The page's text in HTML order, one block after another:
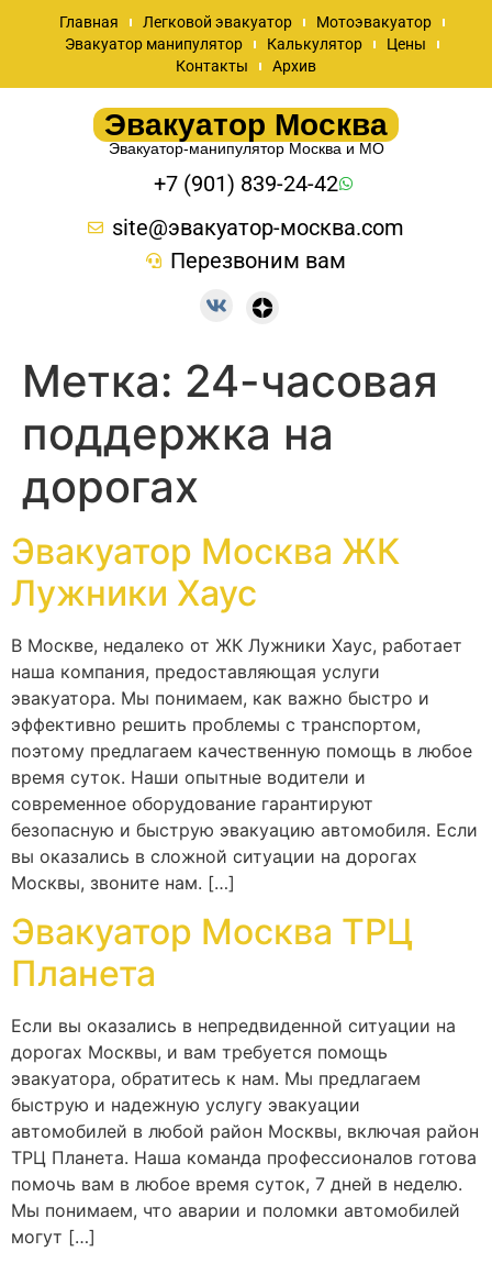
Главная Легковой эвакуатор
Мотоэвакуатор
Эвакуатор манипулятор
Калькулятор
Цены
Контакты
Архив
Эвакуатор Москва
Эвакуатор-манипулятор Москва и МО
+7 (901) 839-24-42
site@эвакуатор-москва.com
Перезвоним вам
Метка: 24-часовая
поддержка на
дорогах
Эвакуатор Москва ЖК
Лужники Хаус
В Москве, недалеко от ЖК Лужники Хаус, работает
наша компания, предоставляющая услуги
эвакуатора. Мы понимаем, как важно быстро и
эффективно решить проблемы с транспортом,
поэтому предлагаем качественную помощь в любое
время суток. Наши опытные водители и
современное оборудование гарантируют
безопасную и быструю эвакуацию автомобиля. Если
вы оказались в сложной ситуации на дорогах
Москвы, звоните нам. […]
Эвакуатор Москва ТРЦ
Планета
Если вы оказались в непредвиденной ситуации на
дорогах Москвы, и вам требуется помощь
эвакуатора, обратитесь к нам. Мы предлагаем
быструю и надежную услугу эвакуации
автомобилей в любой район Москвы, включая район
ТРЦ Планета. Наша команда профессионалов готова
помочь вам в любое время суток, 7 дней в неделю.
Мы понимаем, что аварии и поломки автомобилей
могут […]